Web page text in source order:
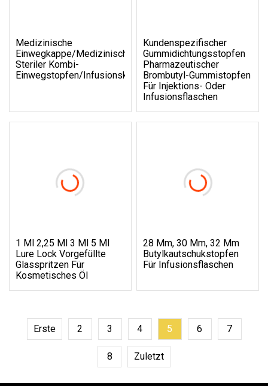
Medizinische
Einwegkappe/medizinischer
Steriler Kombi-
Einwegstopfen/Infusionskomponenten
Kundenspezifischer
Gummidichtungsstopfen
Pharmazeutischer
Brombutyl-Gummistopfen
Für Injektions- Oder
Infusionsflaschen
1 Ml 2,25 Ml 3 Ml 5 Ml
Lure Lock Vorgefüllte
Glasspritzen Für
Kosmetisches Öl
28 Mm, 30 Mm, 32 Mm
Butylkautschukstopfen
Für Infusionsflaschen
Erste 2 3 4 5 6 7
8 Zuletzt